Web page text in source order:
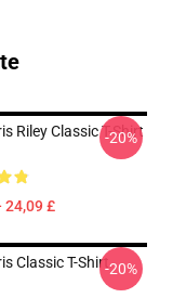
Riley Classic T-Shirt
24,09 £
-20%
Classic T-Shirt-20%